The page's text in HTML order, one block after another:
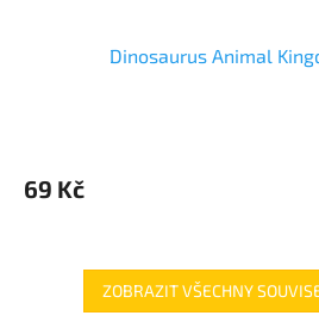
Dinosaurus Animal
69 Kč
ZOBRAZIT VŠECHNY